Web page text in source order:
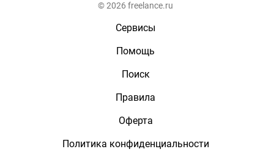
© 2026 freelance.ru
Сервисы
Помощь
Поиск
Правила
Оферта
Политика конфиденциальности